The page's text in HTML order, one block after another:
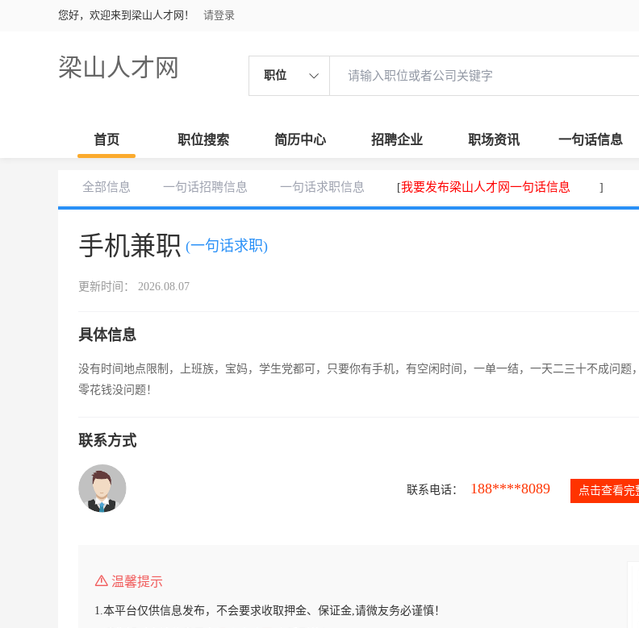
您好，欢迎来到梁山人才网！ 请登录
梁山人才网 职位
首页 职位搜索 简历中心 招聘企业 职场资讯 一句话信息
全部信息 一句话招聘信息 一句话求职信息 [我要发布梁山人才网一句话信息 ]
手机兼职 (一句话求职)
更新时间： 2026.08.07
具体信息
没有时间地点限制，上班族，宝妈，学生党都可，只要你有手机，有空闲时间，一单一结，一天二三十不成问题
零花钱没问题！
联系方式
联系电话： 188****8089 点击查看完
温馨提示
1.本平台仅供信息发布，不会要求收取押金、保证金,请微友务必谨慎！